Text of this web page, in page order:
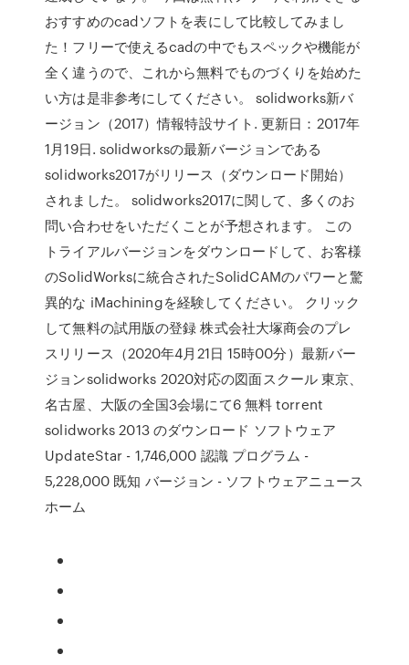
おすすめのcadソフトを表にして比較してみまし
た！フリーで使えるcadの中でもスペックや機能が
全く違うので、これから無料でものづくりを始めた
い方は是非参考にしてください。 solidworks新バ
ージョン（2017）情報特設サイト. 更新日：2017年
1月19日. solidworksの最新バージョンである
solidworks2017がリリース（ダウンロード開始）
されました。 solidworks2017に関して、多くのお
問い合わせをいただくことが予想されます。 この
トライアルバージョンをダウンロードして、お客様
のSolidWorksに統合されたSolidCAMのパワーと驚
異的な iMachiningを経験してください。 クリック
して無料の試用版の登録 株式会社大塚商会のプレ
スリリース（2020年4月21日 15時00分）最新バー
ジョンsolidworks 2020対応の図面スクール 東京、
名古屋、大阪の全国3会場にて6 無料 torrent
solidworks 2013 のダウンロード ソフトウェア
UpdateStar - 1,746,000 認識 プログラム -
5,228,000 既知 バージョン - ソフトウェアニュース
ホーム